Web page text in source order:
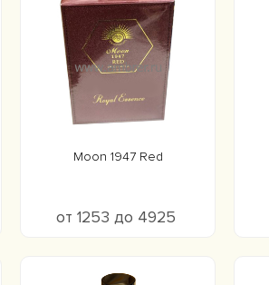
Moon 1947 Red
от 1253 до 4925